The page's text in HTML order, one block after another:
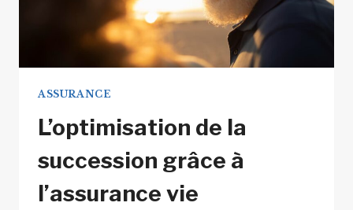
ASSURANCE
L’optimisation de la
succession grâce à
l’assurance vie